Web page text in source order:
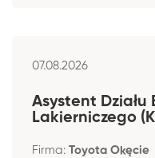
07.08.2026
Asystent Działu
Lakierniczego
Firma: Toyota Okęcie